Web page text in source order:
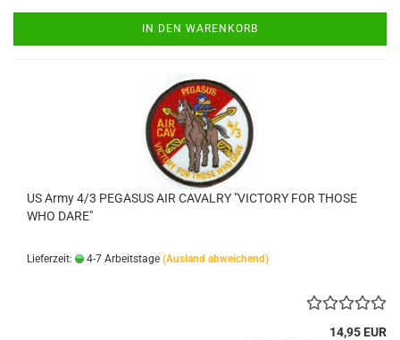
IN DEN WARENKORB
US Army 4/3 PEGASUS AIR CAVALRY "VICTORY FOR THOSE
WHO DARE"
Lieferzeit: 4-7 Arbeitstage (Ausland abweichend)
14,95 EUR